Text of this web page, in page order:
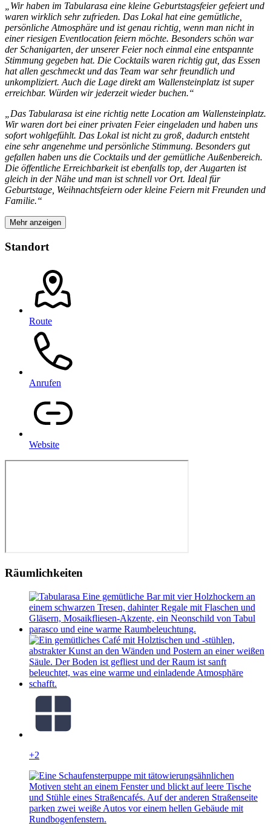
„Wir haben im Tabularasa eine kleine Geburtstagsfeier gefeiert und
waren wirklich sehr zufrieden. Das Lokal hat eine gemütliche,
persönliche Atmosphäre und ist genau richtig, wenn man nicht in
einer riesigen Eventlocation feiern möchte. Besonders schön war
der Schanigarten, der unserer Feier noch einmal eine entspannte
Stimmung gegeben hat. Die Cocktails waren richtig gut, das Essen
hat allen geschmeckt und das Team war sehr freundlich und
unkompliziert. Auch die Lage direkt am Wallensteinplatz ist super
erreichbar. Würden wir jederzeit wieder buchen.“
„Das Tabularasa ist eine richtig nette Location am Wallensteinplatz.
Wir waren dort bei einer privaten Feier eingeladen und haben uns
sofort wohlgefühlt. Das Lokal ist nicht zu groß, dadurch entsteht
eine sehr angenehme und persönliche Stimmung. Besonders gut
gefallen haben uns die Cocktails und der gemütliche Außenbereich.
Die öffentliche Erreichbarkeit ist ebenfalls top, der Augarten ist
gleich in der Nähe und man ist schnell vor Ort. Ideal für
Geburtstage, Weihnachtsfeiern oder kleine Feiern mit Freunden und
Familie.“
Mehr anzeigen
Standort
Route
Anrufen
Website
Räumlichkeiten
+2